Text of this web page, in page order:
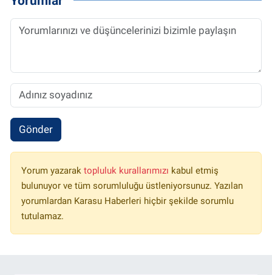
Gönder
Yorum yazarak topluluk kurallarımızı kabul etmiş
bulunuyor ve tüm sorumluluğu üstleniyorsunuz. Yazılan
yorumlardan Karasu Haberleri hiçbir şekilde sorumlu
tutulamaz.